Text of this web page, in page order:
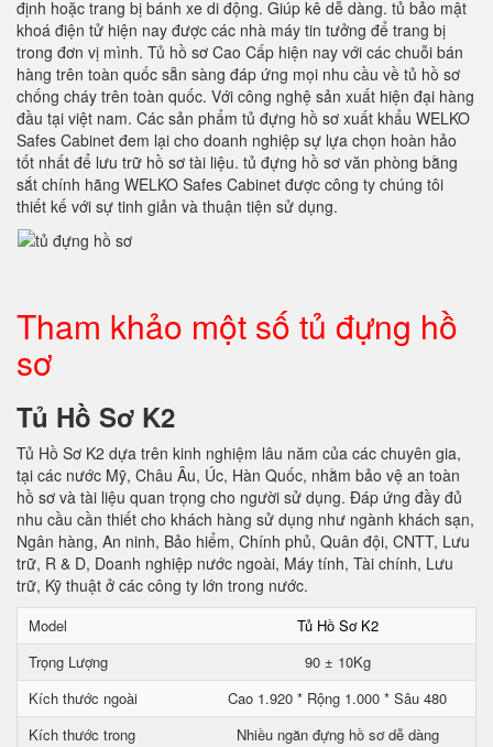
định hoặc trang bị bánh xe di động. Giúp kê dễ dàng. tủ bảo mật
khoá điện tử hiện nay được các nhà máy tin tưởng để trang bị
trong đơn vị mình. Tủ hồ sơ Cao Cấp hiện nay với các chuỗi bán
hàng trên toàn quốc sẵn sàng đáp ứng mọi nhu cầu về tủ hồ sơ
chống cháy trên toàn quốc. Với công nghệ sản xuất hiện đại hàng
đầu tại việt nam. Các sản phẩm tủ đựng hồ sơ xuất khẩu WELKO
Safes Cabinet đem lại cho doanh nghiệp sự lựa chọn hoàn hảo
tốt nhất để lưu trữ hồ sơ tài liệu. tủ đựng hồ sơ văn phòng bằng
sắt chính hãng WELKO Safes Cabinet được công ty chúng tôi
thiết kế với sự tinh giản và thuận tiện sử dụng.
Tham khảo một số tủ đựng hồ
sơ
Tủ Hồ Sơ K2
Tủ Hồ Sơ K2 dựa trên kinh nghiệm lâu năm của các chuyên gia,
tại các nước Mỹ, Châu Âu, Úc, Hàn Quốc, nhằm bảo vệ an toàn
hồ sơ và tài liệu quan trọng cho người sử dụng. Đáp ứng đầy đủ
nhu cầu cần thiết cho khách hàng sử dụng như ngành khách sạn,
Ngân hàng, An ninh, Bảo hiểm, Chính phủ, Quân đội, CNTT, Lưu
trữ, R & D, Doanh nghiệp nước ngoài, Máy tính, Tài chính, Lưu
trữ, Kỹ thuật ở các công ty lớn trong nước.
Model
Tủ Hồ Sơ K2
Trọng Lượng
90 ± 10Kg
Kích thước ngoài
Cao 1.920 * Rộng 1.000 * Sâu 480
Kích thước trong
Nhiều ngăn đựng hồ sơ dễ dàng